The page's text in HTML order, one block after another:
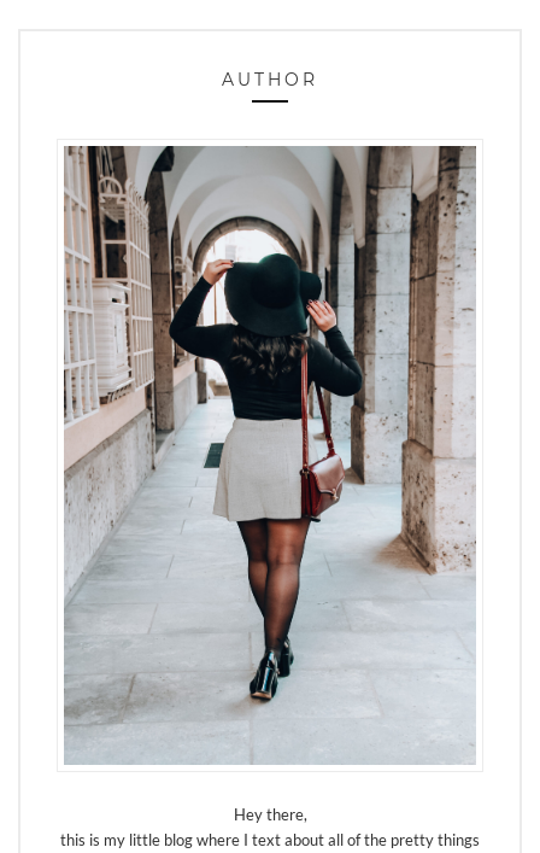
AUTHOR
Hey there,
this is my little blog where I text about all of the pretty things